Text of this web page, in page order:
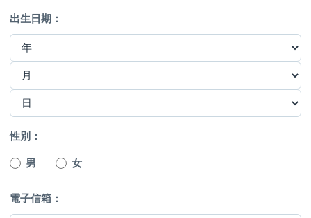
出生日期：
性別：
男 女
電子信箱：